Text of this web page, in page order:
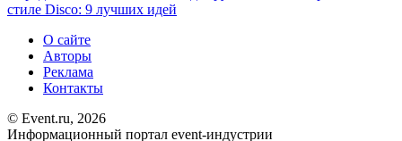
стиле Disco: 9 лучших идей
О сайте
Авторы
Реклама
Контакты
© Event.ru, 2026
Информационный портал event-индустрии